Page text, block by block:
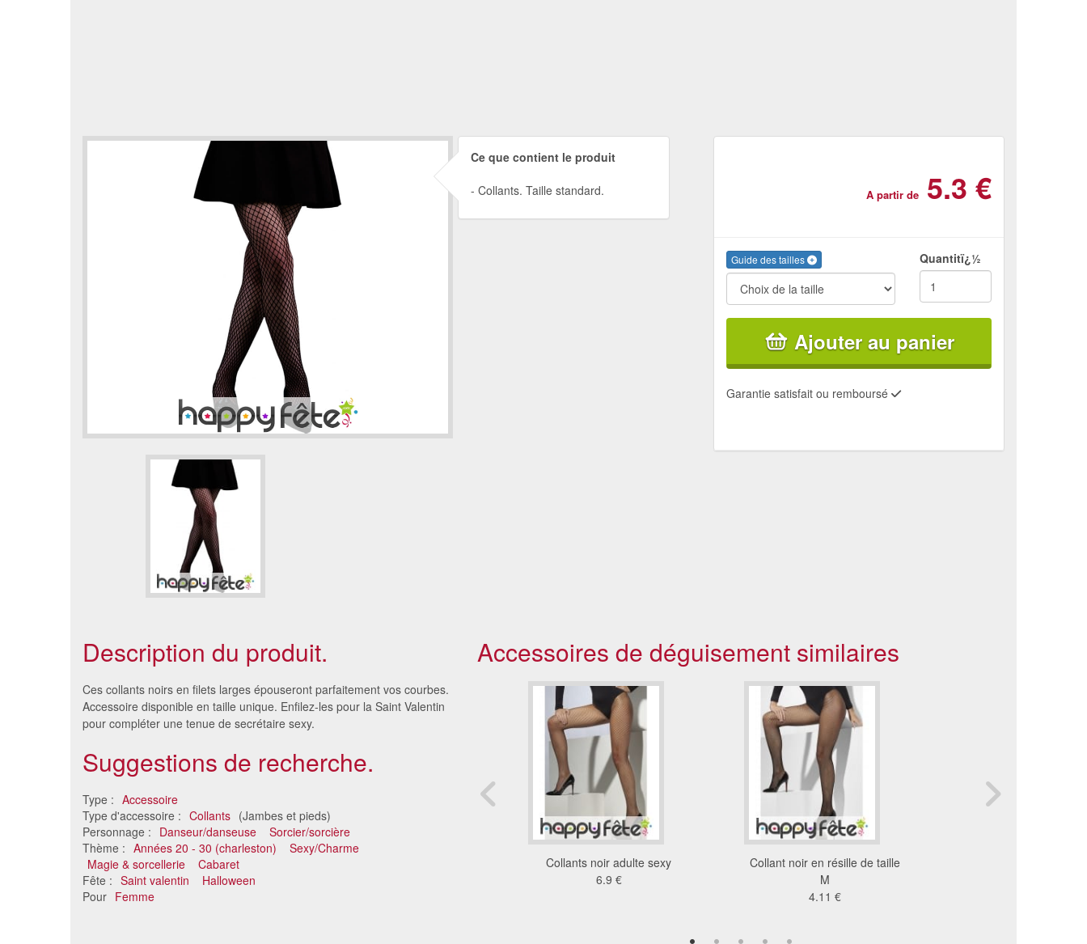
Ce que contient le produit
Collants. Taille standard. A partir de 5.3 €
Guide des tailles Quantitï¿½
Ajouter au panier
Garantie satisfait ou remboursé
Description du produit.
Ces collants noirs en filets larges épouseront parfaitement vos courbes.
Accessoire disponible en taille unique. Enfilez-les pour la Saint Valentin
pour compléter une tenue de secrétaire sexy.
Suggestions de recherche.
Type : Accessoire
Type d'accessoire : Collants (Jambes et pieds)
Personnage : Danseur/danseuse
Sorcier/sorcière
Thème : Années 20 - 30 (charleston)
Sexy/Charme
Magie & sorcellerie
Cabaret
Fête : Saint valentin
Halloween
Pour Femme
Accessoires de déguisement similaires
Collants filet noir losange
7.37 €
Collants noir adulte sexy
6.9 €
Collant noir en résille de taille
M
4.11 €